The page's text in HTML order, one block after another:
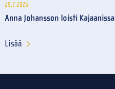
29.7.2026
Anna Johansson loisti Kajaanissa
Lisää